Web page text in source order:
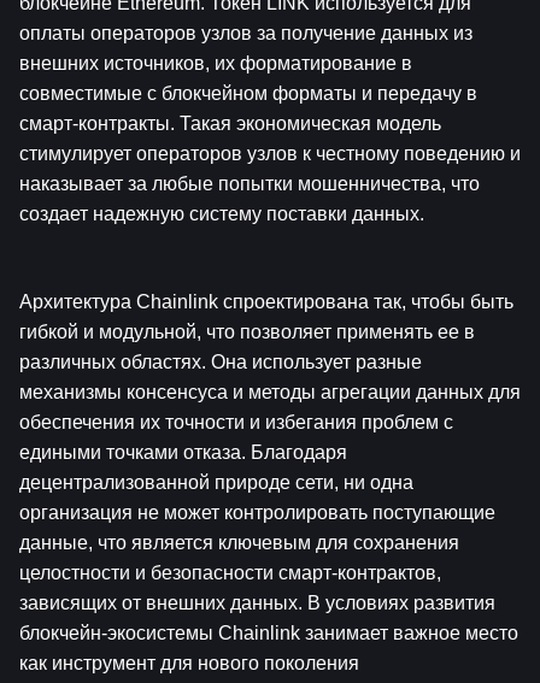
оплаты операторов узлов за получение данных из
внешних источников, их форматирование в
совместимые с блокчейном форматы и передачу в
смарт-контракты. Такая экономическая модель
стимулирует операторов узлов к честному поведению и
наказывает за любые попытки мошенничества, что
создает надежную систему поставки данных.
Архитектура Chainlink спроектирована так, чтобы быть
гибкой и модульной, что позволяет применять ее в
различных областях. Она использует разные
механизмы консенсуса и методы агрегации данных для
обеспечения их точности и избегания проблем с
едиными точками отказа. Благодаря
децентрализованной природе сети, ни одна
организация не может контролировать поступающие
данные, что является ключевым для сохранения
целостности и безопасности смарт-контрактов,
зависящих от внешних данных. В условиях развития
блокчейн-экосистемы Chainlink занимает важное место
как инструмент для нового поколения